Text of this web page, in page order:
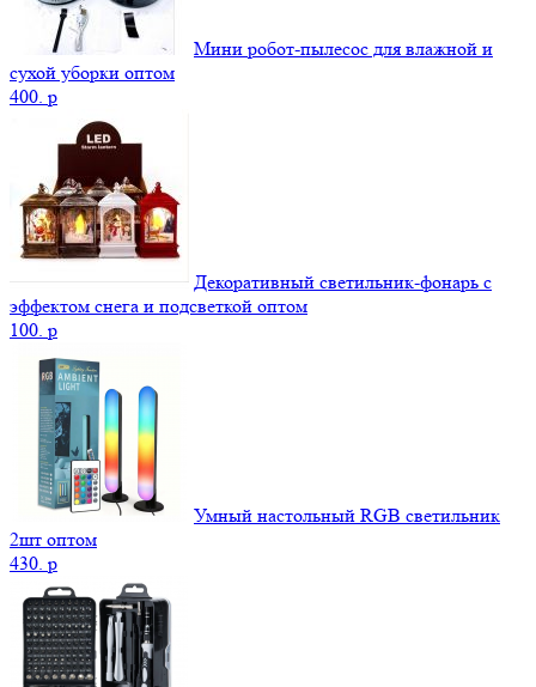
Мини робот-пылесос для влажной и
сухой уборки оптом
400. p
Декоративный светильник-фонарь с
эффектом снега и подсветкой оптом
100. p
Умный настольный RGB светильник
2шт оптом
430. p